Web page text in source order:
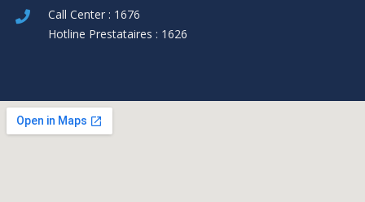
Call Center : 1676
Hotline Prestataires : 1626